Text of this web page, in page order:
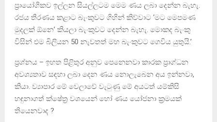
ප්‍රායෝගිකව ඉල්ලන සියල්ලටම මෙම ණය ලබා දෙන්න බැහැ.
රජය තීරණය කළාට බැංකුවට ගිහින් කිව්වාට ‘මට මෙපමණ
මුදලක් ඕනෙ’ කියලා බැංකුවට දෙන්න බැහැ. මොකද බැංකු
විසින් එම බිලියන 50 නැවතත් මහ බැංකුවට ගෙවිය යුතුයි.’
ප්‍රශ්නය – ඉහත පිළිතුර අනුව පෙනෙනවා කාරක ප්‍රාග්ධන
අවශ්‍යතාව සඳහා ලබා දෙන ණය නොලැබෙන අය ඉන්නවා,
කියා. ව්‍යාපාර මේ වෙලාවේ වැටුණු මේ අයටත් යම්කිසි
හඳුනාගත් ක්ෂේත්‍ර වශයෙන් හෝ ණය යෝජනා ක්‍රමයක්
තියෙනවාද ?